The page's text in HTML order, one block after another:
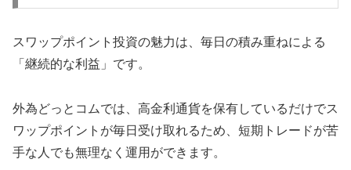
スワップポイント投資の魅力は、毎日の積み重ねによる
「継続的な利益」です。
外為どっとコムでは、高金利通貨を保有しているだけでス
ワップポイントが毎日受け取れるため、短期トレードが苦
手な人でも無理なく運用ができます。